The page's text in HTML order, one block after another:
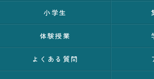
小学生
体験授業
よくある質問